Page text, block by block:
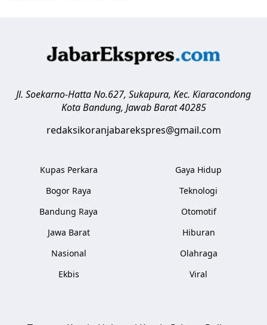
Jl. Soekarno-Hatta No.627, Sukapura, Kec. Kiaracondong
Kota Bandung, Jawab Barat 40285
redaksikoranjabarekspres@gmail.com
Kupas Perkara
Bogor Raya
Bandung Raya
Jawa Barat
Nasional
Ekbis
Gaya Hidup
Teknologi
Otomotif
Hiburan
Olahraga
Viral